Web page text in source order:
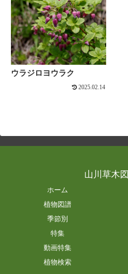
ウラジロヨウラク
2025.02.14
山川草木
ホーム
植物図譜
季節別
特集
動画特集
植物検索